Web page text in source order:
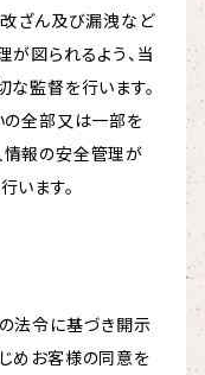
改ざん及び漏洩など
が図られるよう、当
な監督を行います。
の全部又は一部を
情報の安全管理が
います。
法令に基づき開示
めお客様の同意を